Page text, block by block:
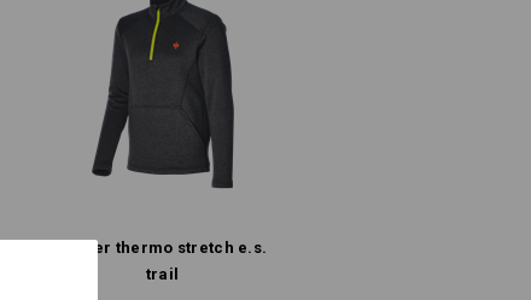
Nebělit
Žehlete žehličkou nastavenou na
nízkou teplotu
Troyer thermo stretch e.s.​
trail